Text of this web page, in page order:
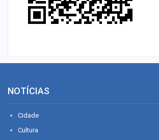
NOTÍCIAS
Cidade
Cultura